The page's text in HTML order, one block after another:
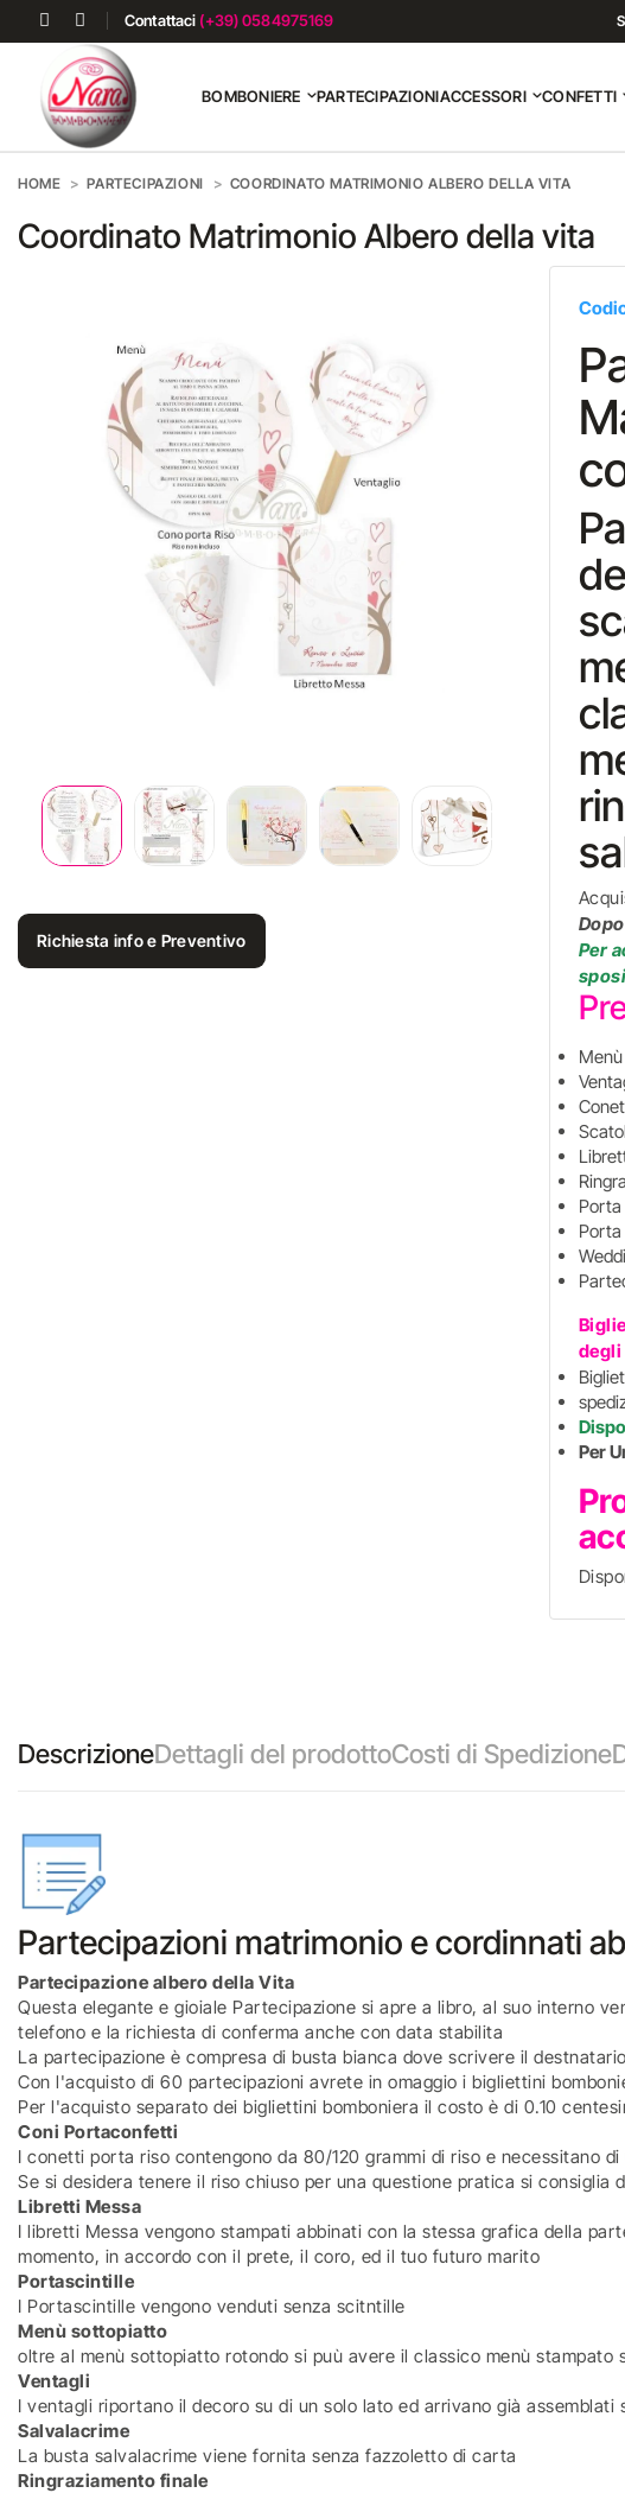
Contattaci (+39) 0584975169
BOMBONIERE PARTECIPAZIONIACCESSORI CONFETTI
HOME PARTECIPAZIONI COORDINATO MATRIMONIO ALBERO DELLA VITA
Coordinato Matrimonio Albero della vita
Richiesta info e Preventivo
Per
Per
DescrizioneDettagli del prodottoCosti di Spedizione
Partecipazioni matrimonio e cordinnati
Partecipazione albero della Vita
Questa elegante e gioiale Partecipazione si apre a libro, al suo interno
telefono e la richiesta di conferma anche con data stabilita
La partecipazione è compresa di busta bianca dove scrivere il
Con l'acquisto di 60 partecipazioni avrete in omaggio i bigliettini
Per l'acquisto separato dei bigliettini bomboniera il costo è di 0.10
Coni Portaconfetti
I conetti porta riso contengono da 80/120 grammi di riso e necessitano
Se si desidera tenere il riso chiuso per una questione pratica si consiglia
Libretti Messa
I libretti Messa vengono stampati abbinati con la stessa grafica della
momento, in accordo con il prete, il coro, ed il tuo futuro marito
Portascintille
I Portascintille vengono venduti senza scitntille
Menù sottopiatto
oltre al menù sottopiatto rotondo si puù avere il classico menù
Ventagli
I ventagli riportano il decoro su di un solo lato ed arrivano già assemblati
Salvalacrime
La busta salvalacrime viene fornita senza fazzoletto di carta
Ringraziamento finale